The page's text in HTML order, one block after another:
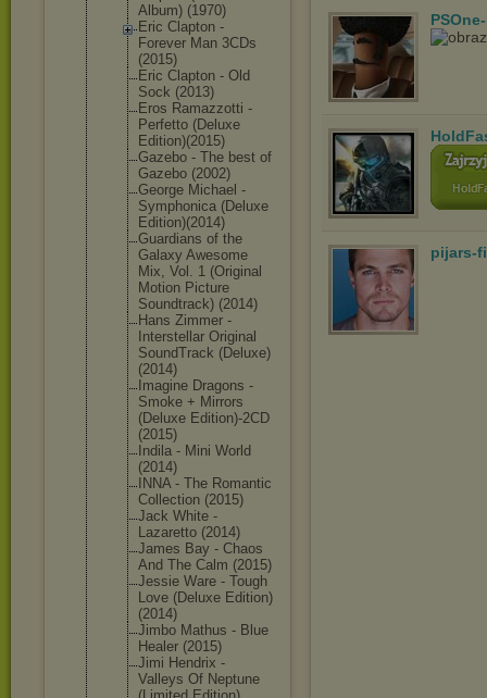
Album) (1970)
Eric Clapton -
Forever Man 3CDs
(2015)
Eric Clapton - Old
Sock (2013)
Eros Ramazzotti -
Perfetto (Deluxe
Edition)(2015)
Gazebo - The best of
Gazebo (2002)
George Michael -
Symphonica (Deluxe
Edition)(2014)
Guardians of the
Galaxy Awesome
Mix, Vol. 1 (Original
Motion Picture
Soundtrack) (2014)
Hans Zimmer -
Interstellar Original
SoundTrack (Deluxe)
(2014)
Imagine Dragons -
Smoke + Mirrors
(Deluxe Edition)-2CD
(2015)
Indila - Mini World
(2014)
INNA - The Romantic
Collection (2015)
Jack White -
Lazaretto (2014)
James Bay - Chaos
And The Calm (2015)
Jessie Ware - Tough
Love (Deluxe Edition)
(2014)
Jimbo Mathus - Blue
Healer (2015)
Jimi Hendrix -
Valleys Of Neptune
pijars-